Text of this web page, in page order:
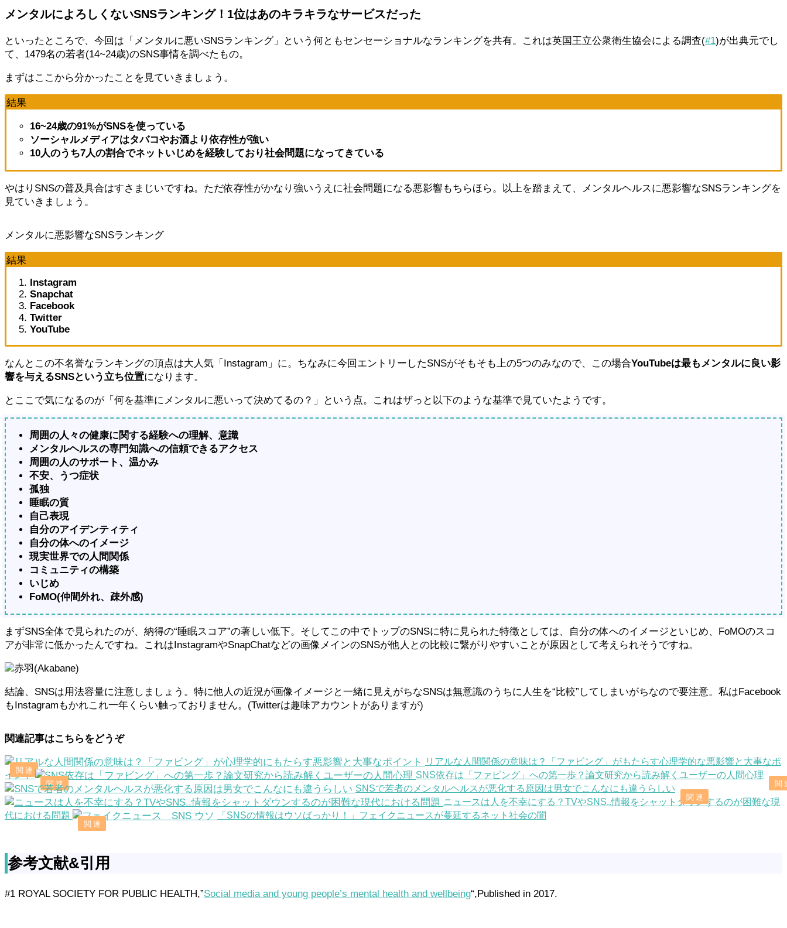
メンタルによろしくないSNSランキング！1位はあのキラキラなサービスだった
といったところで、今回は「メンタルに悪いSNSランキング」という何ともセンセーショナルなランキングを共有。これは英国王立公衆衛生協会による調査(#1)が出典元でし
て、1479名の若者(14~24歳)のSNS事情を調べたもの。
まずはここから分かったことを見ていきましょう。
結果
16~24歳の91%がSNSを使っている
ソーシャルメディアはタバコやお酒より依存性が強い
10人のうち7人の割合でネットいじめを経験しており社会問題になってきている
やはりSNSの普及具合はすさまじいですね。ただ依存性がかなり強いうえに社会問題になる悪影響もちらほら。以上を踏まえて、メンタルヘルスに悪影響なSNSランキングを
見ていきましょう。
メンタルに悪影響なSNSランキング
結果
Instagram
Snapchat
Facebook
Twitter
YouTube
なんとこの不名誉なランキングの頂点は大人気「Instagram」に。ちなみに今回エントリーしたSNSがそもそも上の5つのみなので、この場合YouTubeは最もメンタルに良い影
響を与えるSNSという立ち位置になります。
とここで気になるのが「何を基準にメンタルに悪いって決めてるの？」という点。これはザっと以下のような基準で見ていたようです。
周囲の人々の健康に関する経験への理解、意識
メンタルヘルスの専門知識への信頼できるアクセス
周囲の人のサポート、温かみ
不安、うつ症状
孤独
睡眠の質
自己表現
自分のアイデンティティ
自分の体へのイメージ
現実世界での人間関係
コミュニティの構築
いじめ
FoMO(仲間外れ、疎外感)
まずSNS全体で見られたのが、納得の“睡眠スコア”の著しい低下。そしてこの中でトップのSNSに特に見られた特徴としては、自分の体へのイメージといじめ、FoMOのスコ
アが非常に低かったんですね。これはInstagramやSnapChatなどの画像メインのSNSが他人との比較に繋がりやすいことが原因として考えられそうですね。
赤羽(Akabane)
結論、SNSは用法容量に注意しましょう。特に他人の近況が画像イメージと一緒に見えがちなSNSは無意識のうちに人生を“比較”してしまいがちなので要注意。私はFacebook
もInstagramもかれこれ一年くらい触っておりません。(Twitterは趣味アカウントがありますが)
関連記事はこちらをどうぞ
リアルな人間関係の意味は？「ファビング」がもたらす心理学的な悪影響と大事なポ
イント
SNS依存は「ファビング」への第一歩？論文研究から読み解くユーザーの人間心理
SNSで若者のメンタルヘルスが悪化する原因は男女でこんなにも違うらしい
ニュースは人を不幸にする？TVやSNS..情報をシャットダウンするのが困難な現
代における問題
「SNSの情報はウソばっかり！」フェイクニュースが蔓延するネット社会の闇
参考文献&引用
#1 ROYAL SOCIETY FOR PUBLIC HEALTH,”Social media and young people’s mental health and wellbeing“,Published in 2017.